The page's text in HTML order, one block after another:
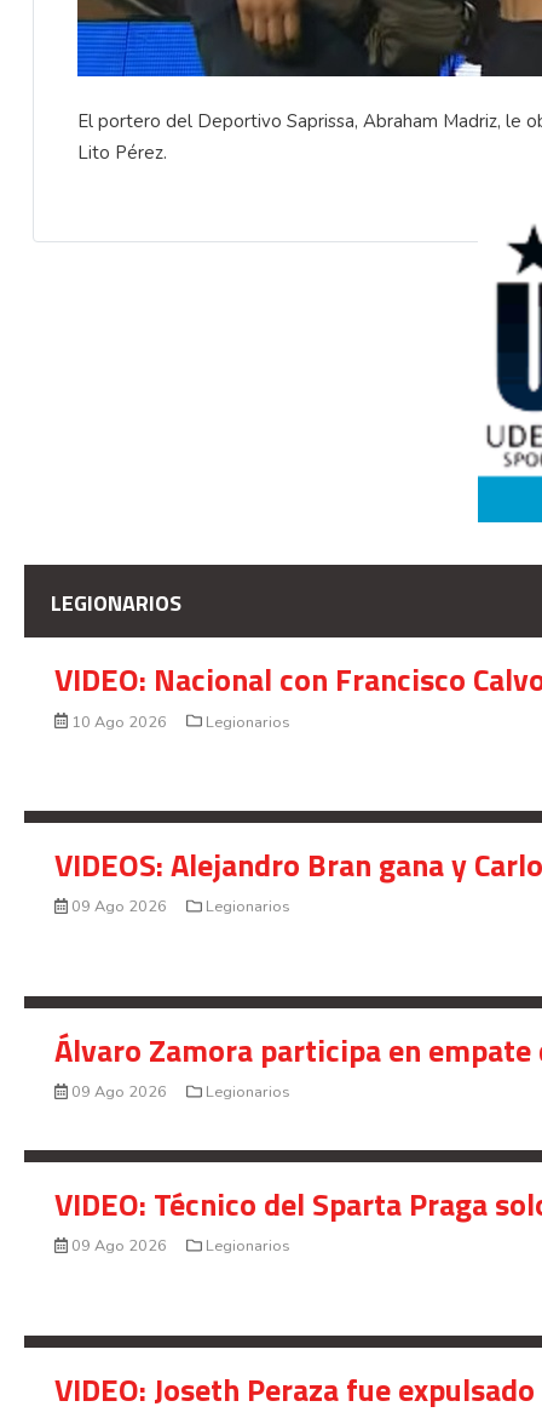
El portero del Deportivo Saprissa, Abraham Madriz, le
Lito Pérez.
LEGIONARIOS
VIDEO: Nacional con Francisco
10 Ago 2026 Legionarios
VIDEOS: Alejandro Bran gana y
09 Ago 2026 Legionarios
Álvaro Zamora participa en
09 Ago 2026 Legionarios
VIDEO: Técnico del Sparta Praga
09 Ago 2026 Legionarios
VIDEO: Joseth Peraza fue